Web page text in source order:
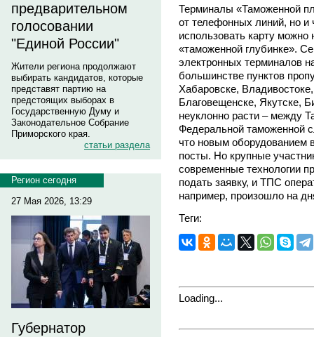
предварительном
голосовании
"Единой России"
Жители региона продолжают
выбирать кандидатов, которые
представят партию на
предстоящих выборах в
Государственную Думу и
Законодательное Собрание
Приморского края.
статьи раздела
Регион сегодня
27 Мая 2026, 13:29
Губернатор
Терминалы «Таможенной
от телефонных линий, но
использовать карту
«таможенной глубинке».
электронных терминалов
большинстве пунктов
Хабаровске,
Благовещенске, Якутске,
неуклонно расти – между
Федеральной таможенной
что новым оборудованием
посты. Но крупные
современные технологии
подать заявку, и ТПС
например, произошло на
Теги:
Loading...